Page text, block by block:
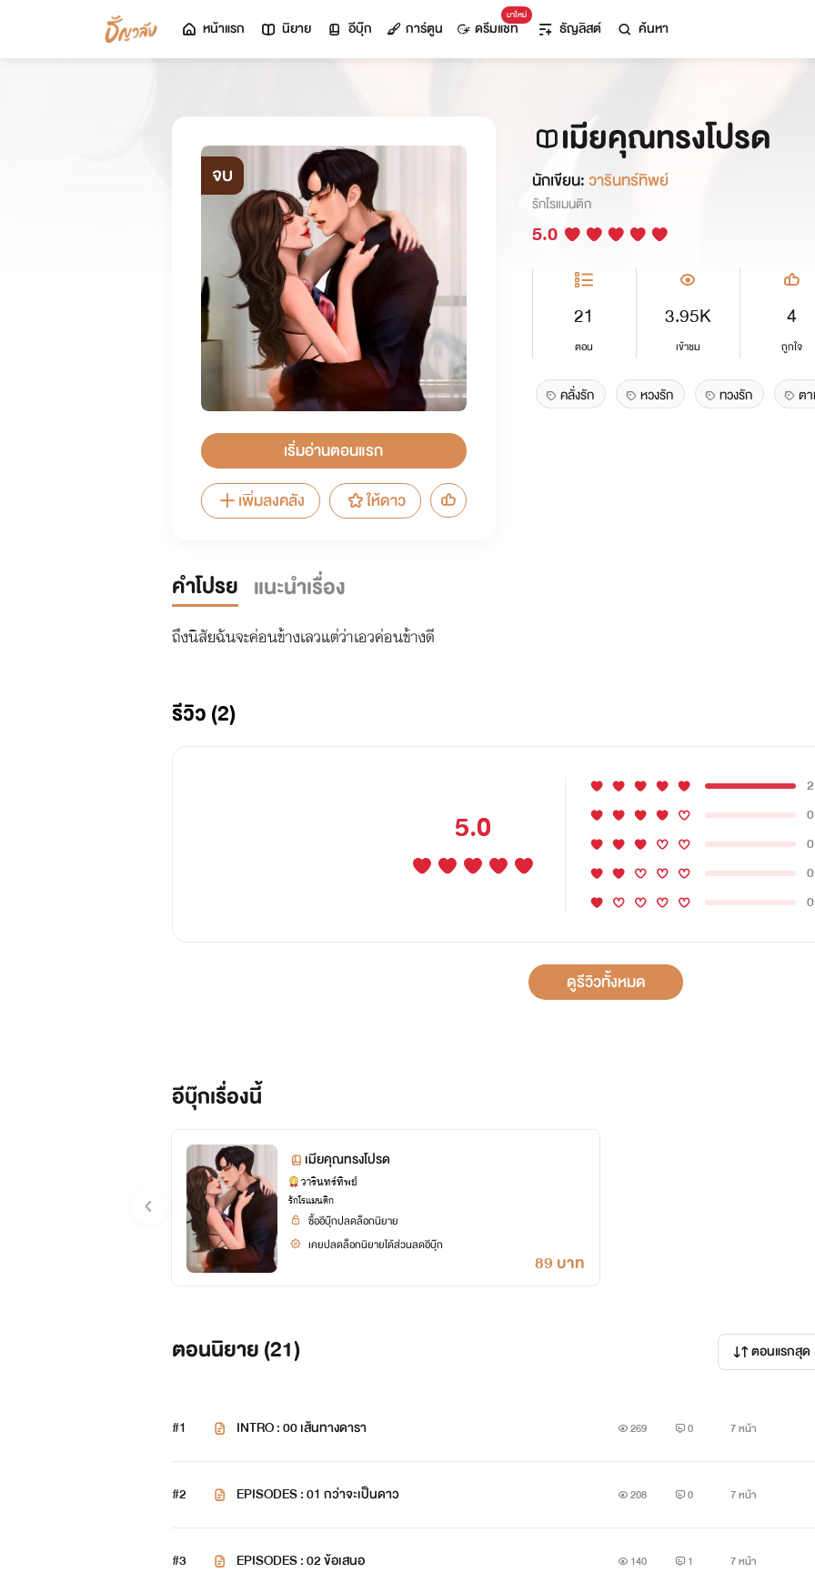
หน้าแรก นิยาย อีบุ๊ก การ์ตูน
มาใหม่
ดรีมแชท ธัญลิสต์ ค้นหา
จบ
เริ่มอ่านตอนแรก
เพิ่มลงคลัง
ให้ดาว
เมียคุณทรงโปรด
นักเขียน:วารินทร์ทิพย์
รักโรแมนติก
5.0
21
ตอน
3.95K
เข้าชม
4
ถูกใจ
คลั่งรัก หวงรัก ทวงรัก ต
คำโปรย แนะนำเรื่อง
ถึงนิสัยฉันจะค่อนข้างเลวแต่ว่าเอวค่อนข้างดี
รีวิว (2)
5.0
2
0
0
0
0
ดูรีวิวทั้งหมด
อีบุ๊กเรื่องนี้
เมียคุณทรงโปรด
วารินทร์ทิพย์
รักโรแมนติก
ซื้ออีบุ๊กปลดล็อกนิยาย
เคยปลดล็อกนิยายได้ส่วนลดอีบุ๊ก
89 บาท
ตอนนิยาย (21) ตอนแรกสุด
#1 INTRO : 00 เส้นทางดารา 269 0 7 หน้า
#2 EPISODES : 01 กว่าจะเป็นดาว 208 0 7 หน้า
#3 EPISODES : 02 ข้อเสนอ 140 1 7 หน้า